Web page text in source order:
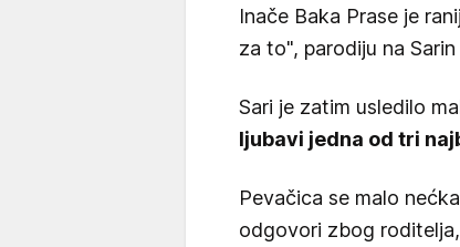
Inače Baka Prase je
za to", parodiju na
Sari je zatim usledilo
ljubavi jedna od tri
Pevačica se malo
odgovori zbog